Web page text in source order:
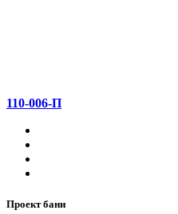
110-006-П
Проект бани